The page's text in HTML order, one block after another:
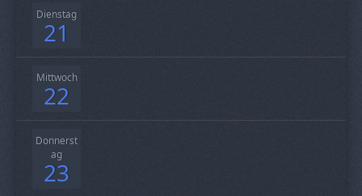
Dienstag
21
Mittwoch
22
Donnerst
ag
23